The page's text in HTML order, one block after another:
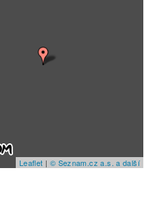
Leaflet | © Seznam.cz a.s. a další